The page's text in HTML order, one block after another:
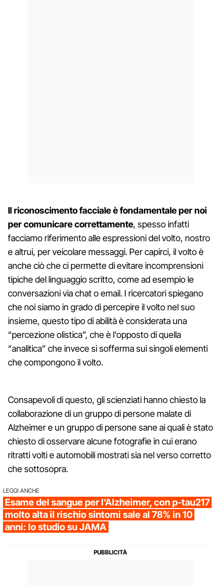
Il riconoscimento facciale è fondamentale per noi
per comunicare correttamente, spesso infatti
facciamo riferimento alle espressioni del volto, nostro
e altrui, per veicolare messaggi. Per capirci, il volto è
anche ciò che ci permette di evitare incomprensioni
tipiche del linguaggio scritto, come ad esempio le
conversazioni via chat o email. I ricercatori spiegano
che noi siamo in grado di percepire il volto nel suo
insieme, questo tipo di abilità è considerata una
“percezione olistica”, che è l'opposto di quella
“analitica” che invece si sofferma sui singoli elementi
che compongono il volto.
Consapevoli di questo, gli scienziati hanno chiesto la
collaborazione di un gruppo di persone malate di
Alzheimer e un gruppo di persone sane ai quali è stato
chiesto di osservare alcune fotografie in cui erano
ritratti volti e automobili mostrati sia nel verso corretto
che sottosopra.
LEGGI ANCHE
Esame del sangue per l’Alzheimer, con p-tau217
molto alta il rischio sintomi sale al 78% in 10
anni: lo studio su JAMA